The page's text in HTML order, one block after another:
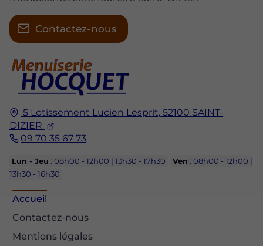
5 Lotissement Lucien Lesprit, 52100 SAINT-
DIZIER
09 70 35 67 73
Lun - Jeu : 08h00 - 12h00 | 13h30 - 17h30 Ven : 08h00 - 12h00 |
13h30 - 16h30
Accueil
Contactez-nous
Mentions légales
Contactez-nous